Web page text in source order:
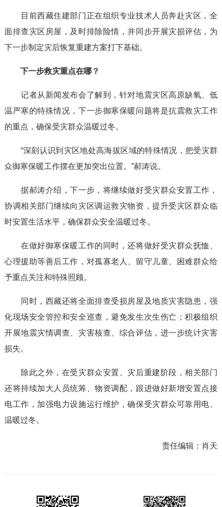
目前西藏住建部门正在组织专业技术人员奔赴灾区，全
面排查灾区房屋，及时排除险情，并同步开展灾损评估，为
下一步制定灾后恢复重建方案打下基础。
下一步救灾重点在哪？
记者从新闻发布会了解到，针对地震灾区高原缺氧、低
温严寒的特殊情况，下一步御寒保暖问题将是抗震救灾工作
的重点，确保受灾群众温暖过冬。
“深刻认识到灾区地处高海拔区域的特殊情况，把受灾群
众御寒保暖工作摆在更加突出位置。”郝涛说。
据郝涛介绍，下一步，将继续做好受灾群众安置工作，
协调相关部门继续向灾区调运救灾物资，提升受灾区群众临
时安置生活水平，确保群众安全温暖过冬。
在做好御寒保暖工作的同时，还将做好受灾群众抚恤、
心理援助等善后工作，对孤寡老人、留守儿童、困难群众给
予重点关注和特殊照顾。
同时，西藏还将全面排查受损房屋及地质灾害隐患，强
化现场安全管控和安全巡查，避免发生次生伤亡；积极组织
开展地震灾情调查、灾害核查、综合评估，进一步统计灾害
损失。
除此之外，在受灾群众安置、灾后重建阶段，相关部门
还将持续加大人员统筹、物资调配，跟进做好新增安置点接
电工作，加强电力设施运行维护，确保受灾群众可靠用电、
温暖过冬。
责任编辑： 肖天